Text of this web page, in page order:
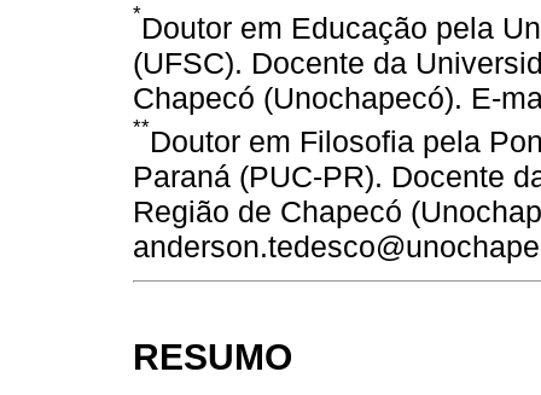
*Doutor em Educação pela
(UFSC). Docente da
Chapecó (Unochapecó). E-
**Doutor em Filosofia pela
Paraná (PUC-PR). Docente
Região de Chapecó
RESUMO